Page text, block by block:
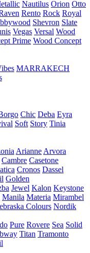
Nautilus Orion Otto
Rento Rock Royal
Shevron Slate
Vegas Versal Wood
Prime Wood Concept
MARRAKECH
Chic Deba Eyra
Soft Story Tinia
Arianne Arvora
Cambre Casetone
Cronos Dassel
Golden
Jewel Kalon Keystone
Manila Materia Mirambel
Colours Nordik
Pure Rovere Sea Solid
Titan Tramonto